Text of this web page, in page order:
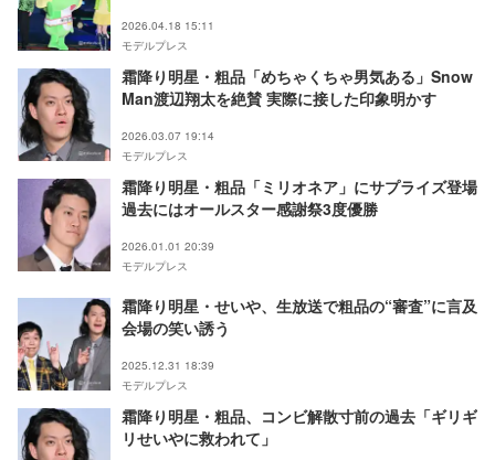
2026.04.18 15:11
モデルプレス
霜降り明星・粗品「めちゃくちゃ男気ある」Snow
Man渡辺翔太を絶賛 実際に接した印象明かす
2026.03.07 19:14
モデルプレス
霜降り明星・粗品「ミリオネア」にサプライズ登場
過去にはオールスター感謝祭3度優勝
2026.01.01 20:39
モデルプレス
霜降り明星・せいや、生放送で粗品の“審査”に言及
会場の笑い誘う
2025.12.31 18:39
モデルプレス
霜降り明星・粗品、コンビ解散寸前の過去「ギリギ
リせいやに救われて」